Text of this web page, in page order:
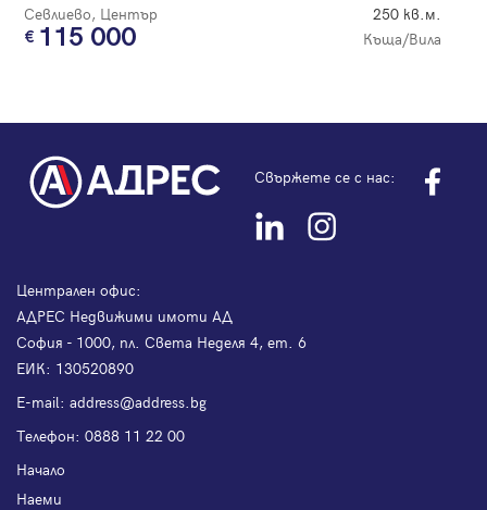
Севлиево, Център 250 кв.м.
115 000 Къща/Вила
Свържете се с нас:
Централен офис:
АДРЕС Недвижими имоти АД
София - 1000, пл. Света Неделя 4, ет. 6
ЕИК: 130520890
Е-mail: address@address.bg
Телефон: 0888 11 22 00
Начало
Наеми